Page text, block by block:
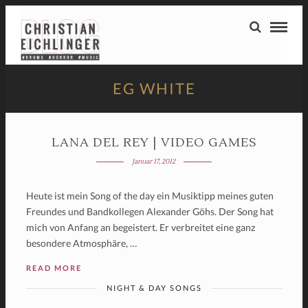
EG WHITE
LANA DEL REY | VIDEO GAMES
Januar 17, 2012
Heute ist mein Song of the day ein Musiktipp meines guten
Freundes und Bandkollegen Alexander Göhs. Der Song hat
mich von Anfang an begeistert. Er verbreitet eine ganz
besondere Atmosphäre, …
READ MORE
NIGHT & DAY SONGS